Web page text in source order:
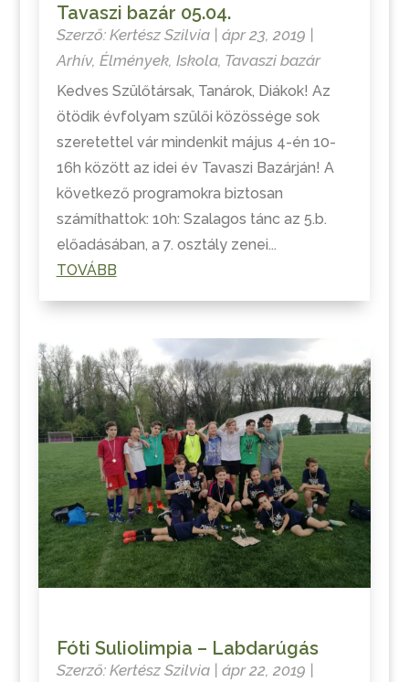
Tavaszi bazár 05.04.
Szerző: Kertész Szilvia| ápr 23, 2019 |
Arhív, Élmények, Iskola, Tavaszi bazár
Kedves Szülőtársak, Tanárok, Diákok! Az
ötödik évfolyam szülői közössége sok
szeretettel vár mindenkit május 4-én 10-
16h között az idei év Tavaszi Bazárján! A
következő programokra biztosan
számíthattok: 10h: Szalagos tánc az 5.b.
előadásában, a 7. osztály zenei...
TOVÁBB
Fóti Suliolimpia – Labdarúgás
Szerző: Kertész Szilvia| ápr 22, 2019 |